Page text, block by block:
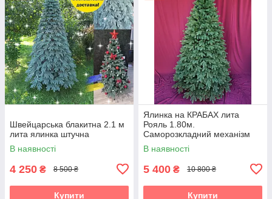
Швейцарська блакитна 2.1 м
лита ялинка штучна
В наявності
4 250 ₴ 8 500 ₴
Купити
Ялинка на КРАБАХ лита
Рояль 1.80м.
Саморозкладний механізм
Umbrella
В наявності
5 400 ₴ 10 800 ₴
Купити